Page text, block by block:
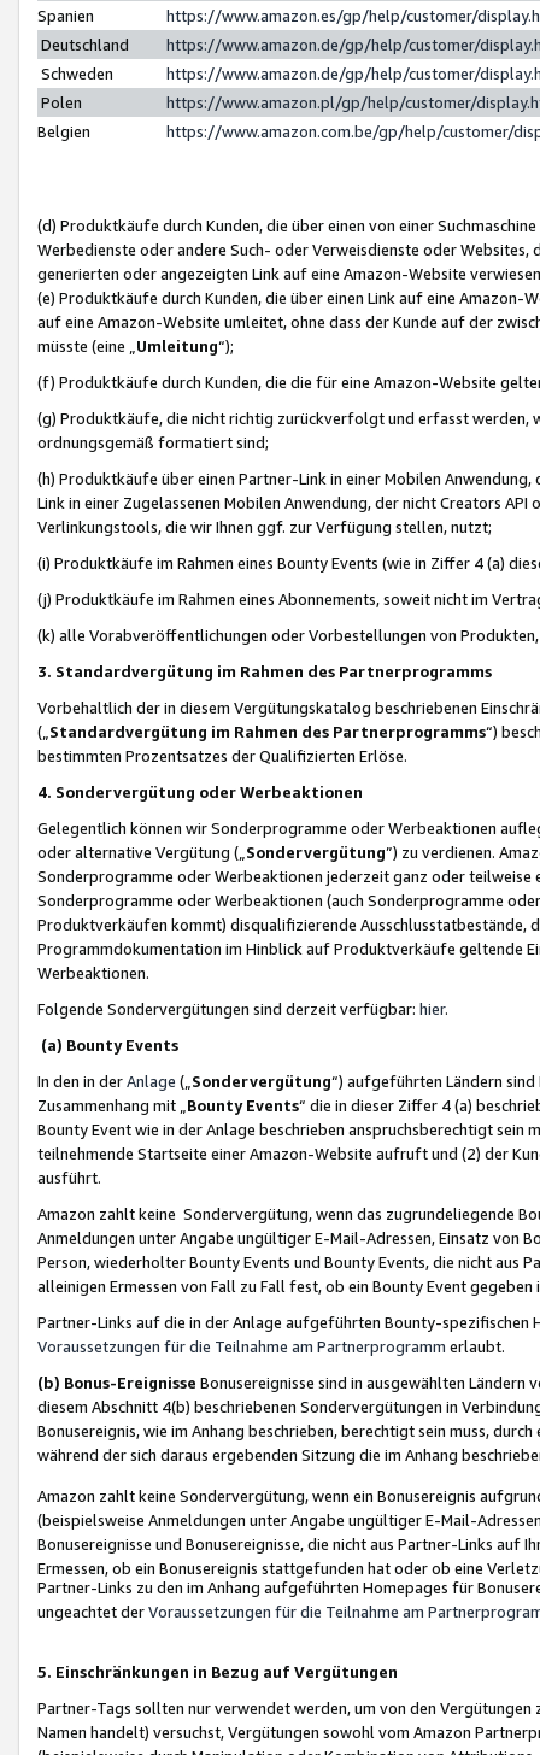
Spanien
https://www.amazon.es/gp/help/customer/
Deutschland
https://www.amazon.de/gp/help/customer/
Schweden
https://www.amazon.de/gp/help/customer/
Polen
https://www.amazon.pl/gp/help/customer/
Belgien
https://www.amazon.com.be/gp/help/customer/
(d) Produktkäufe durch Kunden, die über einen von einer
Werbedienste oder andere Such- oder Verweisdienste oder Websites,
generierten oder angezeigten Link auf eine Amazon-Website
(e) Produktkäufe durch Kunden, die über einen Link auf eine
auf eine Amazon-Website umleitet, ohne dass der Kunde auf der
müsste (eine „ Umleitung“);
(f) Produktkäufe durch Kunden, die die für eine Amazon-Website
(g) Produktkäufe, die nicht richtig zurückverfolgt und erfasst werden,
ordnungsgemäß formatiert sind;
(h) Produktkäufe über einen Partner-Link in einer Mobilen
Link in einer Zugelassenen Mobilen Anwendung, der nicht Creators
Verlinkungstools, die wir Ihnen ggf. zur Verfügung stellen, nutzt;
(i) Produktkäufe im Rahmen eines Bounty Events (wie in Ziffer 4 (a)
(j) Produktkäufe im Rahmen eines Abonnements, soweit nicht im
(k) alle Vorabveröffentlichungen oder Vorbestellungen von
3. Standardvergütung im Rahmen des Partnerprogramms
Vorbehaltlich der in diesem Vergütungskatalog beschriebenen
(„ Standardvergütung im Rahmen des Partnerprogramms“)
bestimmten Prozentsatzes der Qualifizierten Erlöse.
4. Sondervergütung oder Werbeaktionen
Gelegentlich können wir Sonderprogramme oder Werbeaktionen
oder alternative Vergütung („ Sondervergütung”) zu verdienen.
Sonderprogramme oder Werbeaktionen jederzeit ganz oder
Sonderprogramme oder Werbeaktionen (auch Sonderprogramme
Produktverkäufen kommt) disqualifizierende Ausschlusstatbestände,
Programmdokumentation im Hinblick auf Produktverkäufe geltende
Werbeaktionen.
Folgende Sondervergütungen sind derzeit verfügbar: hier.
(a) Bounty Events
In den in derAnlage („ Sondervergütung“) aufgeführten Ländern
Zusammenhang mit „ Bounty Events“ die in dieser Ziffer 4 (a)
Bounty Event wie in der Anlage beschrieben anspruchsberechtigt sein
teilnehmende Startseite einer Amazon-Website aufruft und (2) der
ausführt.
Amazon zahlt keine Sondervergütung, wenn das zugrundeliegende
Anmeldungen unter Angabe ungültiger E-Mail-Adressen, Einsatz von
Person, wiederholter Bounty Events und Bounty Events, die nicht
alleinigen Ermessen von Fall zu Fall fest, ob ein Bounty Event
Partner-Links auf die in der Anlage aufgeführten Bounty-spezifischen
Voraussetzungen für die Teilnahme am Partnerprogramm erlaubt.
(b) Bonus-Ereignisse Bonusereignisse sind in ausgewählten Ländern
diesem Abschnitt 4(b) beschriebenen Sondervergütungen in
Bonusereignis, wie im Anhang beschrieben, berechtigt sein muss,
während der sich daraus ergebenden Sitzung die im Anhang
Amazon zahlt keine Sondervergütung, wenn ein Bonusereignis
(beispielsweise Anmeldungen unter Angabe ungültiger E-Mail-
Bonusereignisse und Bonusereignisse, die nicht aus Partner-Links auf
Ermessen, ob ein Bonusereignis stattgefunden hat oder ob eine
Partner-Links zu den im Anhang aufgeführten Homepages für
ungeachtet derVoraussetzungen für die Teilnahme am
5. Einschränkungen in Bezug auf Vergütungen
Partner-Tags sollten nur verwendet werden, um von den
Namen handelt) versuchst, Vergütungen sowohl vom Amazon